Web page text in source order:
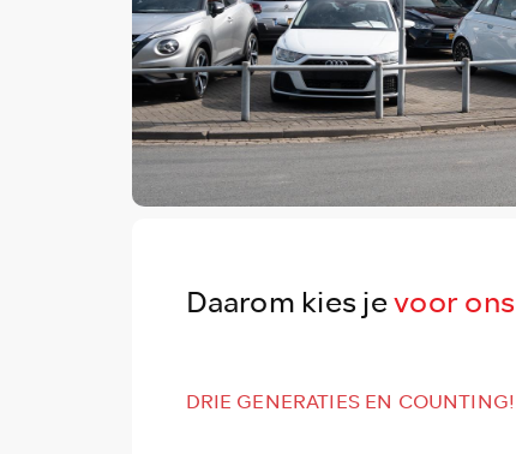
Daarom kies jevoor ons
DRIE GENERATIES EN COUNTING!